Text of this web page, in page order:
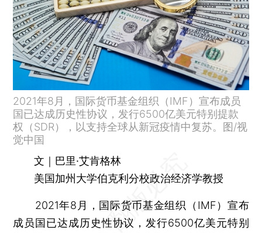
2021年8月，国际货币基金组织（IMF）宣布成员
国已达成历史性协议，发行6500亿美元特别提款
权（SDR），以支持全球从新冠疫情中复苏。图/视
觉中国
文｜巴里·艾肯格林
美国加州大学伯克利分校政治经济学教授
2021年8月，国际货币基金组织（IMF）宣布
成员国已达成历史性协议，发行6500亿美元特别